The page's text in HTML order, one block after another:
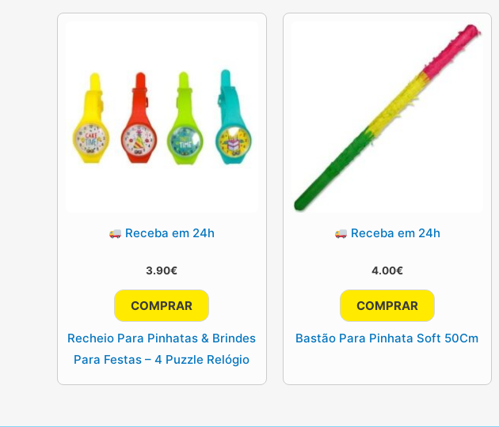
Receba em 24h
3.90€
COMPRAR
Recheio Para Pinhatas & Brindes
Para Festas – 4 Puzzle Relógio
Receba em 24h
4.00€
COMPRAR
Bastão Para Pinhata Soft 50Cm